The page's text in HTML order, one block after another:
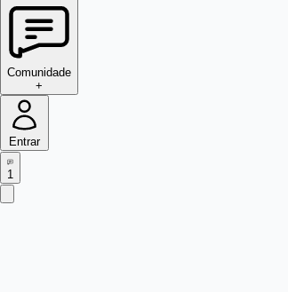
Comunidade
+
Entrar
1